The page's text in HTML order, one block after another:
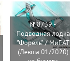
№8739 -
Подводная лодка
"Форель" / МиГ-АТ
(Левша 01/2020)